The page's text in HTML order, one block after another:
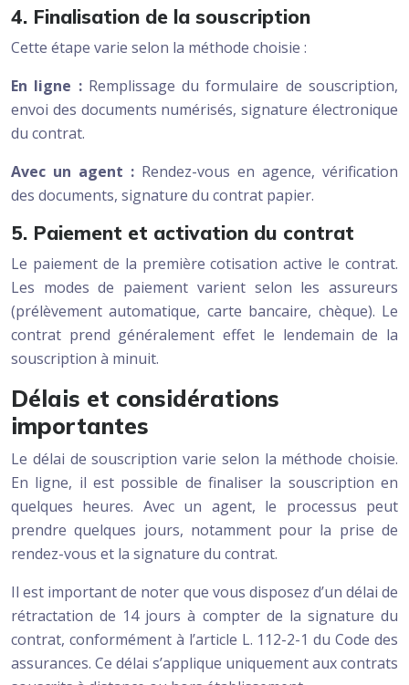
4. Finalisation de la souscription
Cette étape varie selon la méthode choisie :
En ligne :Remplissage du formulaire de souscription,
envoi des documents numérisés, signature électronique
du contrat.
Avec un agent : Rendez-vous en agence, vérification
des documents, signature du contrat papier.
5. Paiement et activation du contrat
Le paiement de la première cotisation active le contrat.
Les modes de paiement varient selon les assureurs
(prélèvement automatique, carte bancaire, chèque). Le
contrat prend généralement effet le lendemain de la
souscription à minuit.
Délais et considérations
importantes
Le délai de souscription varie selon la méthode choisie.
En ligne, il est possible de finaliser la souscription en
quelques heures. Avec un agent, le processus peut
prendre quelques jours, notamment pour la prise de
rendez-vous et la signature du contrat.
Il est important de noter que vous disposez d’un délai de
rétractation de 14 jours à compter de la signature du
contrat, conformément à l’article L. 112-2-1 du Code des
assurances. Ce délai s’applique uniquement aux contrats